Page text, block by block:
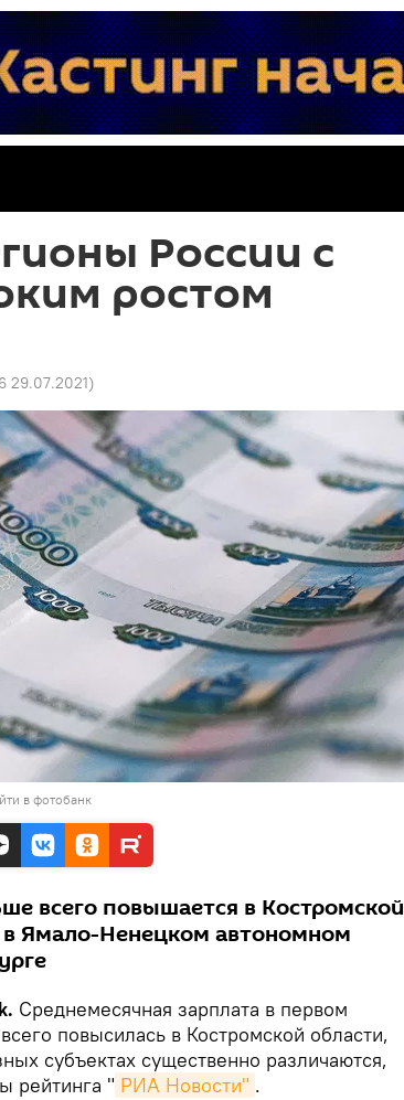
России с
ростом
29.07.2021)
в фотобанк
всего повышается в Костромской
в Ямало-Ненецком автономном
Среднемесячная зарплата в первом
повысилась в Костромской области,
субъектах существенно различаются,
рейтинга " РИА Новости" .